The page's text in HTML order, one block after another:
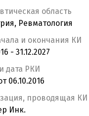
область
Ревматология
и окончания КИ
- 31.12.2027
дата РКИ
06.10.2016
проводящая КИ
Инк.